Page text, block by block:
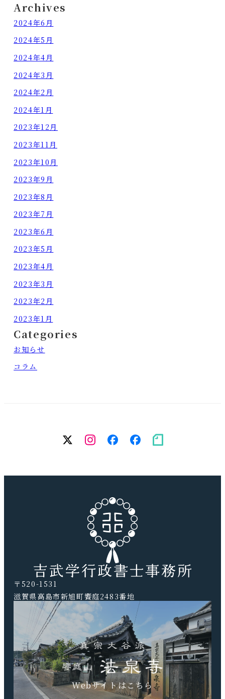
Archives
2024年6月
2024年5月
2024年4月
2024年3月
2024年2月
2024年1月
2023年12月
2023年11月
2023年10月
2023年9月
2023年8月
2023年7月
2023年6月
2023年5月
2023年4月
2023年3月
2023年2月
2023年1月
Categories
お知らせ
コラム
twitter
Instagram
facebook（個
人）
facebook（
務
note
〒520-1531
滋賀県高島市新旭町饗庭2483番地
TEL.0740-20-9041 FAX.0740-20-9042
Webサイトはこちら